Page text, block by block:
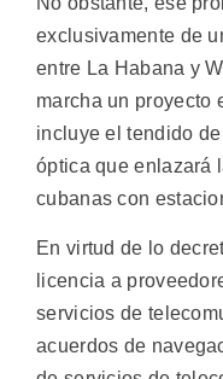
exclusivamente de
entre La Habana y
marcha un proyecto
incluye el tendido
óptica que enlazará
cubanas con
En virtud de lo
licencia a
servicios de
acuerdos de